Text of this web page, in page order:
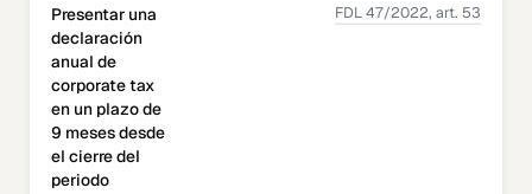
Presentar una
declaración
anual de
corporate tax
en un plazo de
9 meses desde
el cierre del
periodo
FDL 47/2022, art. 53